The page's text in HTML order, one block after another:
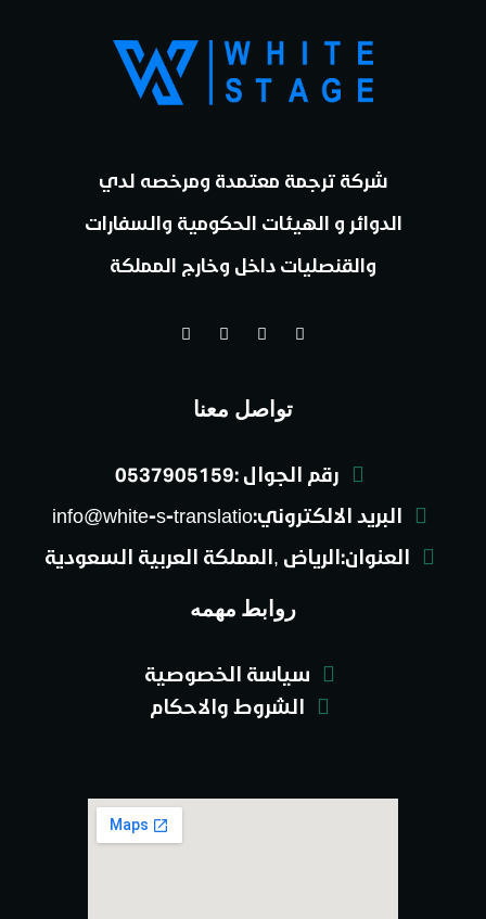
شركة ترجمة معتمدة ومرخصه لدي
الدوائر و الهيئات الحكومية والسفارات
والقنصليات داخل وخارج المملكة
تواصل معنا
رقم الجوال :0537905159
البريد الالكتروني:info@white-s-translatio
العنوان:الرياض ,المملكة العربية السعودية
روابط مهمه
سياسة الخصوصية
الشروط والاحكام